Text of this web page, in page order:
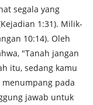
segala yang
1:31). Milik-
10:14). Oleh
"Tanah jangan
itu, sedang kamu
pada
jawab untuk